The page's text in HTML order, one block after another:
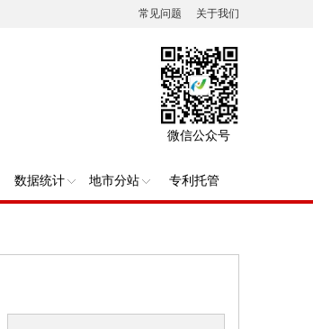
常见问题 关于我们
微信公众号
数据统计 地市分站 专利托管